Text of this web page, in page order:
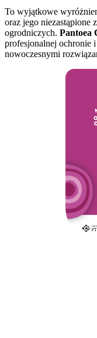
To wyjątkowe
oraz jego niezastąpione
ogrodniczych. Pantoea
profesjonalnej ochronie
nowoczesnymi